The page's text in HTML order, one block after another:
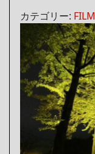
カテゴリー: FILM